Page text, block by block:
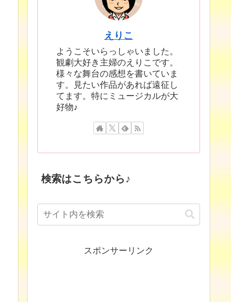
えりこ
ようこそいらっしゃいました。
観劇大好き主婦のえりこです。
様々な舞台の感想を書いていま
す。見たい作品があれば遠征し
てます。特にミュージカルが大
好物♪
検索はこちらから♪
スポンサーリンク